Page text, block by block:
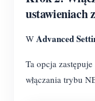
ustawieniach
W Advanced
Ta opcja
włączania trybu